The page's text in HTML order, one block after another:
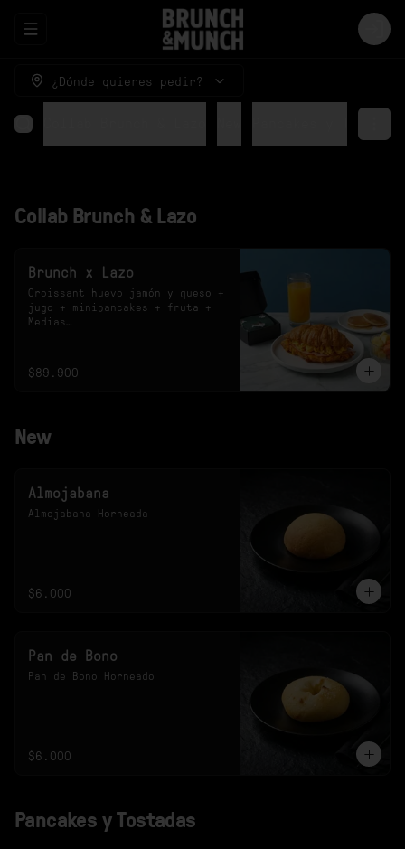
Abrir menu de navegación
¿Dónde quieres pedir?
Collab Brunch & Lazo
Brunch x Lazo
Croissant huevo jamón y queso +
jugo + minipancakes + fruta +
Medias
disponibilidad.
$89.900
New
Almojabana
Almojabana Horneada
$6.000
Pan de Bono
Pan de Bono Horneado
$6.000
Pancakes y Tostadas